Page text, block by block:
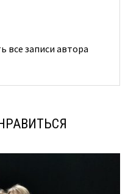
все записи автора